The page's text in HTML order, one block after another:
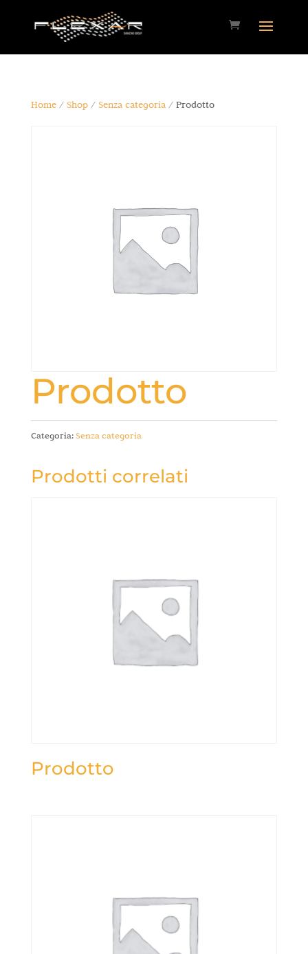
Home/ Shop/ Senza categoria/ Prodotto
Prodotto
Categoria:Senza categoria
Prodotti correlati
Prodotto